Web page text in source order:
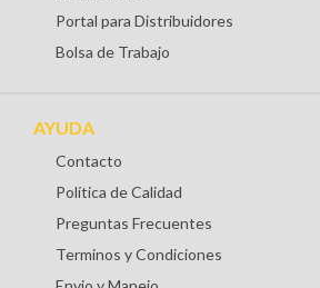
Portal para Distribuidores
Bolsa de Trabajo
AYUDA
Contacto
Política de Calidad
Preguntas Frecuentes
Terminos y Condiciones